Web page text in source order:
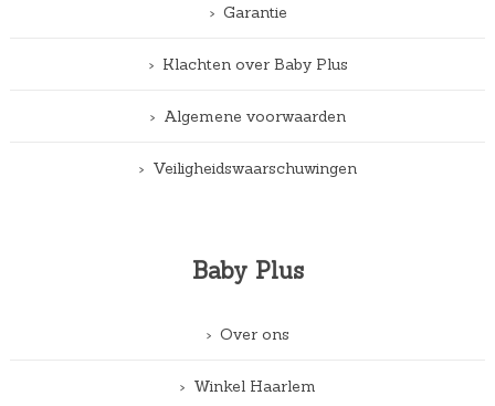
Garantie
Klachten over Baby Plus
Algemene voorwaarden
Veiligheidswaarschuwingen
Baby Plus
Over ons
Winkel Haarlem